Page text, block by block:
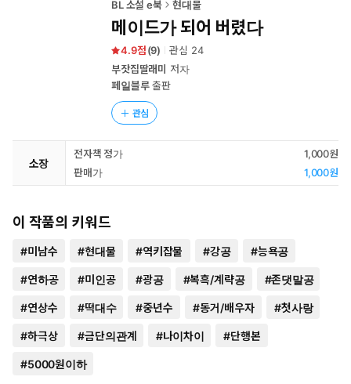
BL 소설 e북 현대물
메이드가 되어 버렸다
4.9 (9) 관심 24
부잣집딸래미
저자
페일블루출판
관심
소장
전자책 정가
1,000원
판매가
1,000원
이 작품의 키워드
#미남수 #현대물 #역키잡물 #강공 #능욕공
#연하공 #미인공 #광공 #복흑/계략공 #존댓말공
#연상수 #떡대수 #중년수 #동거/배우자 #첫사랑
#하극상 #금단의관계 #나이차이 #단행본
#5000원이하